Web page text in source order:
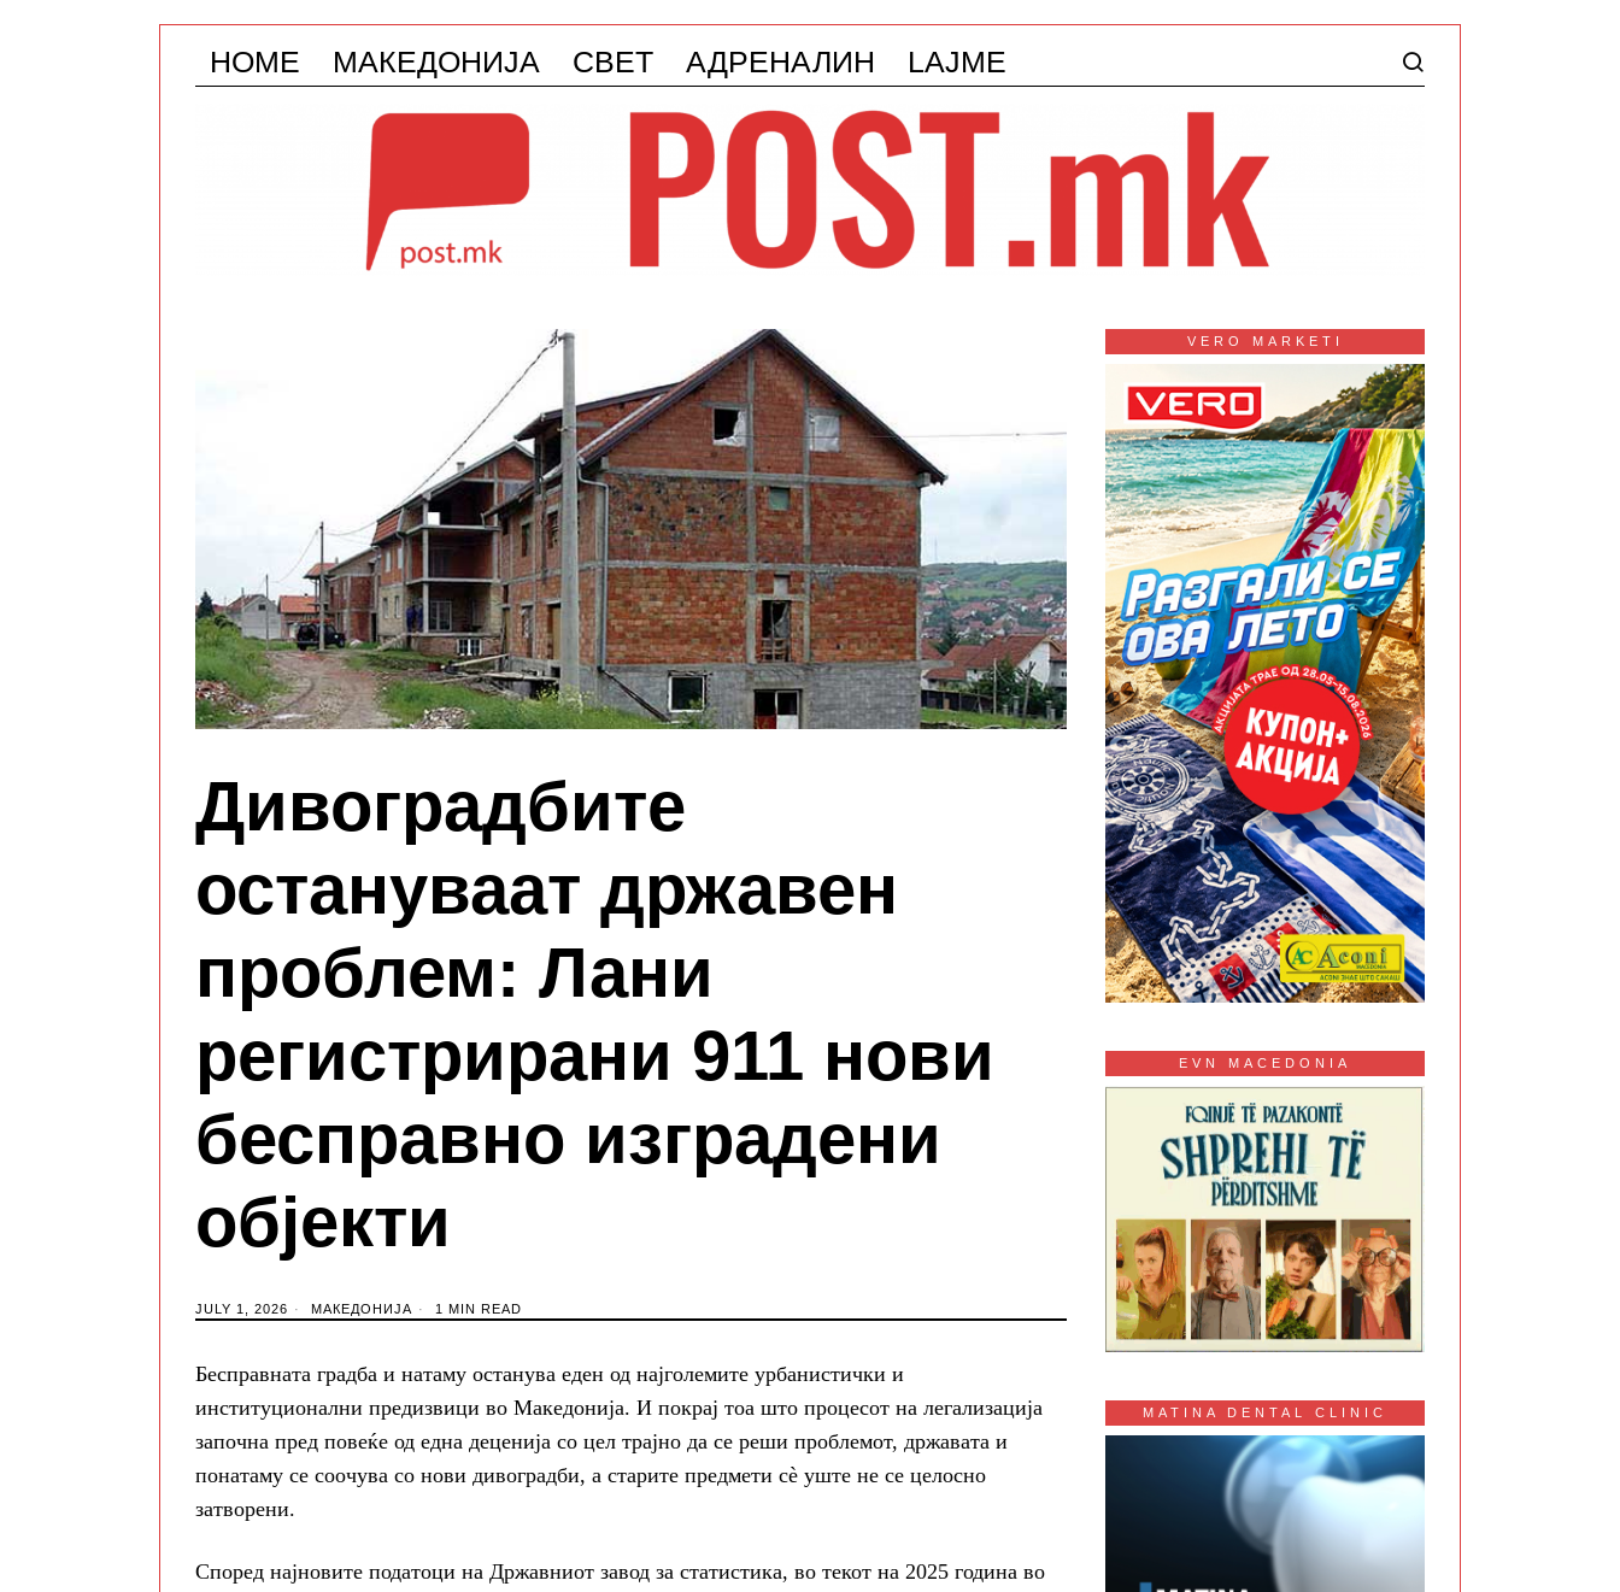
HOME МАКЕДОНИЈА СВЕТ АДРЕНАЛИН LAJME
Дивоградбите
остануваат државен
проблем: Лани
регистрирани 911 нови
бесправно изградени
објекти
JULY 1, 2026 МАКЕДОНИЈА 1 MIN READ
Бесправната градба и натаму останува еден од најголемите урбанистички и
институционални предизвици во Македонија. И покрај тоа што процесот на легализација
започна пред повеќе од една деценија со цел трајно да се реши проблемот, државата и
понатаму се соочува со нови дивоградби, а старите предмети сè уште не се целосно
затворени.
Според најновите податоци на Државниот завод за статистика, во текот на 2025 година во
VERO MARKETI
EVN MACEDONIA
MATINA DENTAL CLINIC